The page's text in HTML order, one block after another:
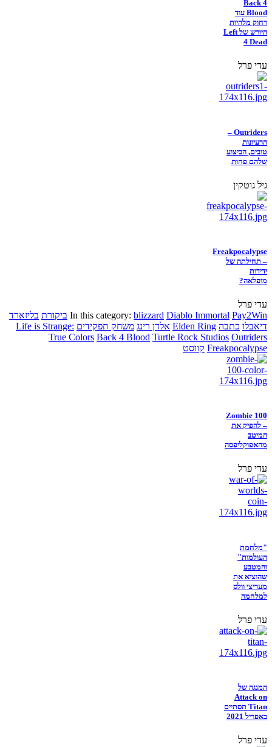
Back 4
Blood עוד
רחוק מלהיות
היורש של Left
4 Dead
עדי פרל
Outriders –
הרעיונות
טובים, הביצוע
שלהם פחות
גיל גוטקין
Freakpocalypse
– תחילתה של
ידידות
מופלאה?
עדי פרל
In this category: blizzard Diablo Immortal Pay2Win ביקורת בליזארד
דיאבלו כתבה Elden Ring אלדן רינג משחק תפקידים Life is Strange:
True Colors Back 4 Blood Turtle Rock Studios Outriders
Freakpocalypse קווסט
Zombie 100
– להפיק את
המיטב
מהאפוקליפסה
עדי פרל
"מלחמת
העולמות"
והמטבע
שהוציא את
מעריצי וולס
למלחמה
עדי פרל
המנגה של
Attack on
Titan תסתיים
באפריל 2021
עדי פרל